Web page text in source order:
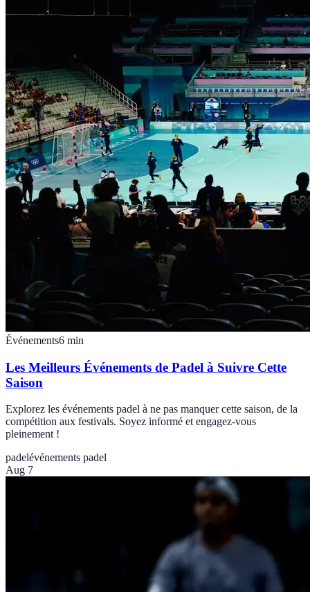
Événements6 min
Les Meilleurs Événements de Padel à Suivre Cette
Saison
Explorez les événements padel à ne pas manquer cette saison, de la
compétition aux festivals. Soyez informé et engagez-vous
pleinement !
padelévénements padel
Aug 7